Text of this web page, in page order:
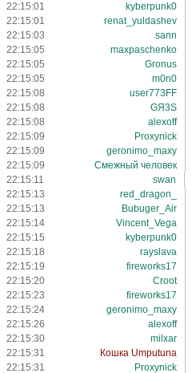
22:15:01
kyberpunk0
22:15:01
renat_yuldashev
22:15:03
sann
22:15:05
maxpaschenko
22:15:05
Gronus
22:15:05
m0n0
22:15:08
user773FF
22:15:08
GЯ3S
22:15:08
alexoff
22:15:09
Proxynick
22:15:09
geronimo_maxy
22:15:09
Смежный человек
22:15:11
swan
22:15:13
red_dragon_
22:15:13
Bubuger_Air
22:15:14
Vincent_Vega
22:15:15
kyberpunk0
22:15:18
rayslava
22:15:19
fireworks17
22:15:20
Croot
22:15:23
fireworks17
22:15:24
geronimo_maxy
22:15:26
alexoff
22:15:30
milxar
22:15:31
Кошка Umputuna
22:15:31
Proxynick